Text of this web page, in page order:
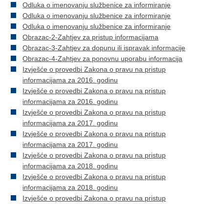
Odluka o imenovanju službenice za informiranje
Odluka o imenovanju službenice za informiranje
Odluka o imenovanju službenice za informiranje
Obrazac-2-Zahtjev za pristup informacijama
Obrazac-3-Zahtjev za dopunu ili ispravak informacije
Obrazac-4-Zahtjev za ponovnu uporabu informacija
Izvješće o provedbi Zakona o pravu na pristup
informacijama za 2016. godinu
Izvješće o provedbi Zakona o pravu na pristup
informacijama za 2016. godinu
Izvješće o provedbi Zakona o pravu na pristup
informacijama za 2017. godinu
Izvješće o provedbi Zakona o pravu na pristup
informacijama za 2017. godinu
Izvješće o provedbi Zakona o pravu na pristup
informacijama za 2018. godinu
Izvješće o provedbi Zakona o pravu na pristup
informacijama za 2018. godinu
Izvješće o provedbi Zakona o pravu na pristup